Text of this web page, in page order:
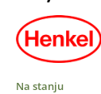
Na stanju